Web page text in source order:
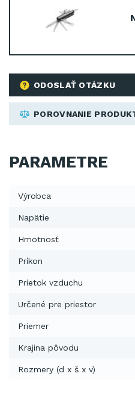
ODOSLAŤ OTÁZKU
POROVNANIE
PARAMETRE
Výrobca
Napätie
Hmotnosť
Príkon
Prietok vzduchu
Určené pre priestor
Priemer
Krajina pôvodu
Rozmery (d x š x v)